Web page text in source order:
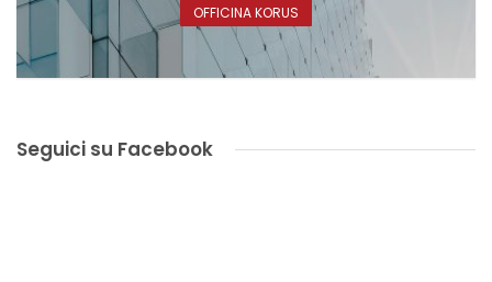
OFFICINA KORUS
Seguici su Facebook